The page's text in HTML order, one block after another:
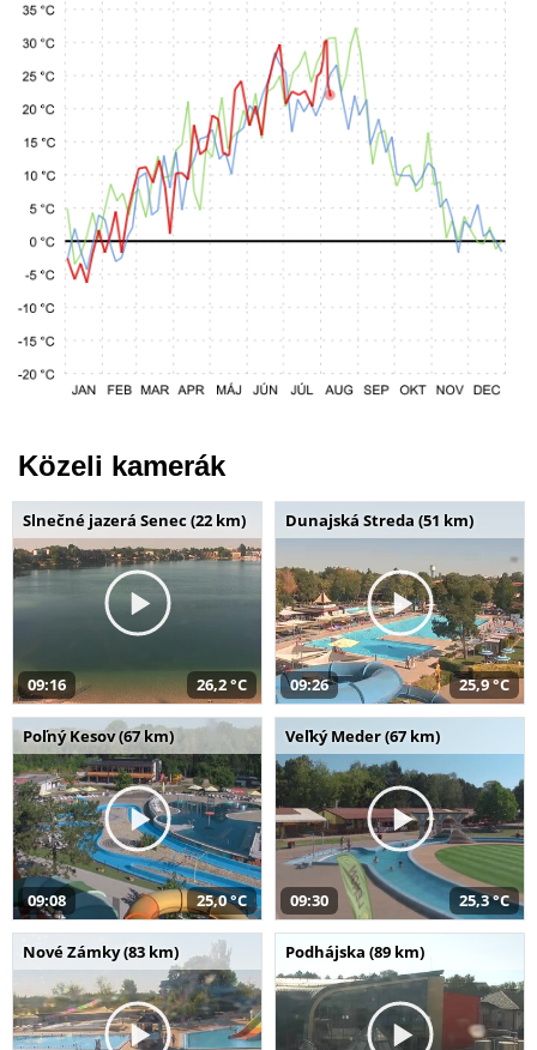
Közeli kamerák
Slnečné jazerá Senec (22 km)
09:16 26,2 °C
Dunajská Streda (51 km)
09:26 25,9 °C
Poľný Kesov (67 km)
09:08 25,0 °C
Veľký Meder (67 km)
09:30 25,3 °C
Nové Zámky (83 km) Podhájska (89 km)